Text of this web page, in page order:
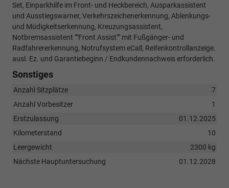
Set, Einparkhilfe im Front- und Heckbereich, Ausparkassistent
und Ausstiegswarner, Verkehrszeichenerkennung, Ablenkungs-
und Müdigkeitserkennung, Kreuzungsassistent,
Notbremsassistent ""Front Assist"" mit Fußgänger- und
Radfahrererkennung, Notrufsystem eCall, Reifenkontrollanzeige.
ausl. Ez. und Garantiebeginn / Endkundennachweis erforderlich.
Sonstiges
Anzahl Sitzplätze
7
Anzahl Vorbesitzer
1
Erstzulassung
01.12.2025
Kilometerstand
10
Leergewicht
2300 kg
Nächste Hauptuntersuchung
01.12.2028